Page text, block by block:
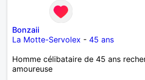
Bonzaii
La Motte-Servolex - 45 ans
Homme célibataire de 45 ans
amoureuse